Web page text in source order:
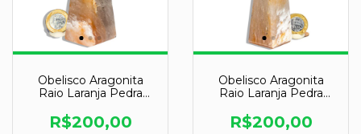
Obelisco Aragonita
Raio Laranja Pedra
R$200,00
Obelisco Aragonita
Raio Laranja Pedra
R$200,00